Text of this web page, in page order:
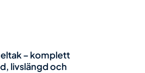
– komplett
livslängd och